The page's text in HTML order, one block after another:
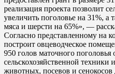
реализация проекта позволит
увеличить поголовье на 31%, а
мяса и шерсти на 65%», —
Согласно представленному на
построит овцеводческое
950 голов маточного поголовья
сельскохозяйственной техники
животных, посевов и